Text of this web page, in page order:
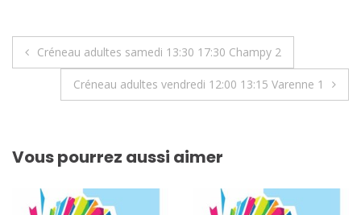
Navigation
Créneau adultes samedi 13:30 17:30 Champy 2
Créneau adultes vendredi 12:00 13:15 Varenne 1
Vous pourrez aussi aimer